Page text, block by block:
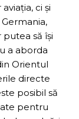
ci și
să își
a aborda
Orientul
directe
posibil să
pentru